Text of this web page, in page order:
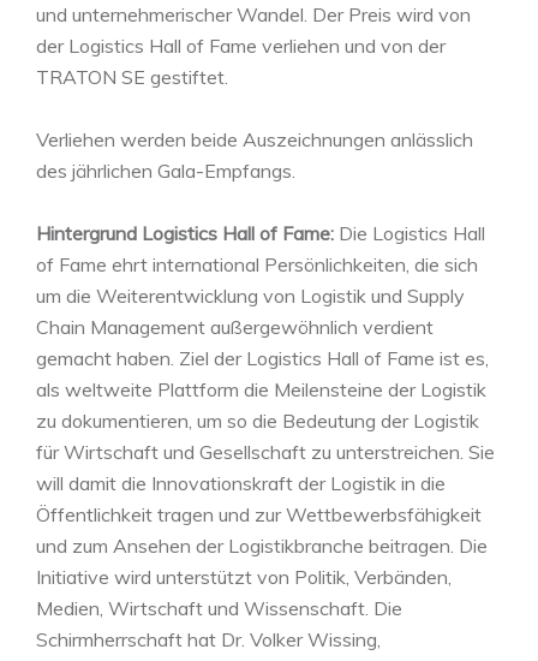
und unternehmerischer Wandel. Der Preis wird von
der Logistics Hall of Fame verliehen und von der
TRATON SE gestiftet.
Verliehen werden beide Auszeichnungen anlässlich
des jährlichen Gala-Empfangs.
Hintergrund Logistics Hall of Fame: Die Logistics Hall
of Fame ehrt international Persönlichkeiten, die sich
um die Weiterentwicklung von Logistik und Supply
Chain Management außergewöhnlich verdient
gemacht haben. Ziel der Logistics Hall of Fame ist es,
als weltweite Plattform die Meilensteine der Logistik
zu dokumentieren, um so die Bedeutung der Logistik
für Wirtschaft und Gesellschaft zu unterstreichen. Sie
will damit die Innovationskraft der Logistik in die
Öffentlichkeit tragen und zur Wettbewerbsfähigkeit
und zum Ansehen der Logistikbranche beitragen. Die
Initiative wird unterstützt von Politik, Verbänden,
Medien, Wirtschaft und Wissenschaft. Die
Schirmherrschaft hat Dr. Volker Wissing,